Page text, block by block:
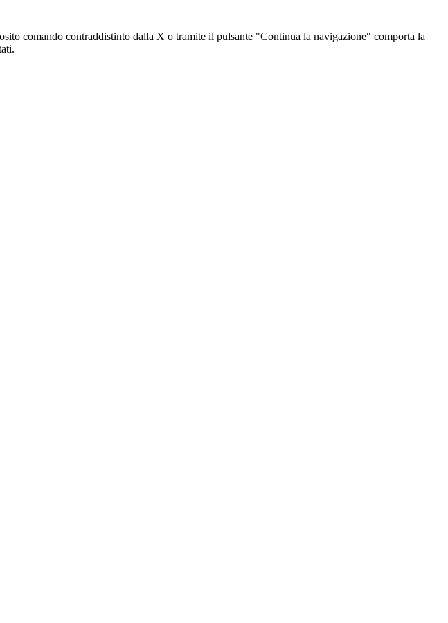
comando contraddistinto dalla X o tramite il pulsante "Continua la navigazione" comporta la